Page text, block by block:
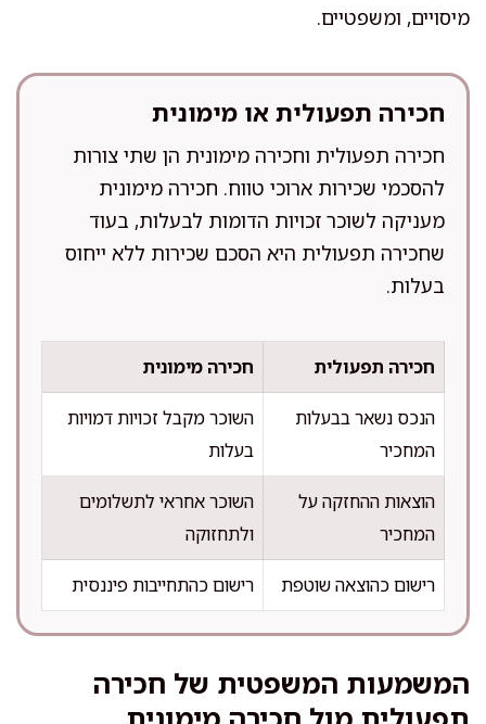
מיסויים, ומשפטיים.
חכירה תפעולית או מימונית
חכירה תפעולית וחכירה מימונית הן שתי צורות
להסכמי שכירות ארוכי טווח. חכירה מימונית
מעניקה לשוכר זכויות הדומות לבעלות, בעוד
שחכירה תפעולית היא הסכם שכירות ללא ייחוס
בעלות.
חכירה תפעולית חכירה מימונית
הנכס נשאר בבעלות
המחכיר
השוכר מקבל זכויות דמויות
בעלות
הוצאות ההחזקה על
המחכיר
השוכר אחראי לתשלומים
ולתחזוקה
רישום כהוצאה שוטפת רישום כהתחייבות פיננסית
המשמעות המשפטית של חכירה